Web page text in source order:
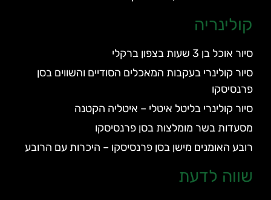
קולינריה
סיור אוכל בן 3 שעות בצפון ברקלי
סיור קולינרי בעקבות המאכלים הסודיים והשווים בסן
פרנסיסקו
סיור קולינרי בליטל איטלי – איטליה הקטנה
מסעדות בשר מומלצות בסן פרנסיסקו
רובע האומנים מישן בסן פרנסיסקו – היכרות עם הרובע
שווה לדעת